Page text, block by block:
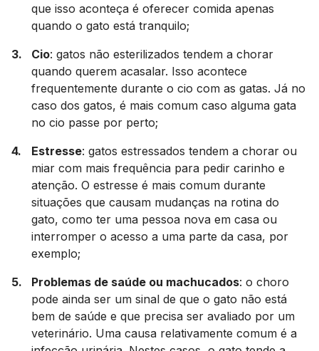
que isso aconteça é oferecer comida apenas
quando o gato está tranquilo;
Cio: gatos não esterilizados tendem a chorar
quando querem acasalar. Isso acontece
frequentemente durante o cio com as gatas. Já no
caso dos gatos, é mais comum caso alguma gata
no cio passe por perto;
Estresse: gatos estressados tendem a chorar ou
miar com mais frequência para pedir carinho e
atenção. O estresse é mais comum durante
situações que causam mudanças na rotina do
gato, como ter uma pessoa nova em casa ou
interromper o acesso a uma parte da casa, por
exemplo;
Problemas de saúde ou machucados: o choro
pode ainda ser um sinal de que o gato não está
bem de saúde e que precisa ser avaliado por um
veterinário. Uma causa relativamente comum é a